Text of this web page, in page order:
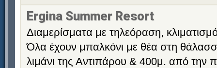
Ergina Summer Resort
Διαμερίσματα με τηλεόραση,
Όλα έχουν μπαλκόνι με θέα στη
λιμάνι της Αντιπάρου & 400μ. από την